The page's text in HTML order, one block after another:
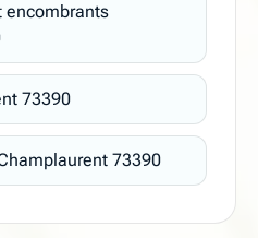
encombrants
73390
73390